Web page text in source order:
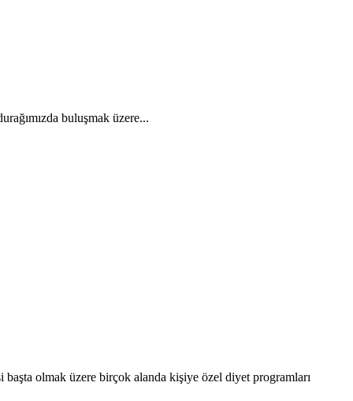
buluşmak üzere...
olmak üzere birçok alanda kişiye özel diyet programları